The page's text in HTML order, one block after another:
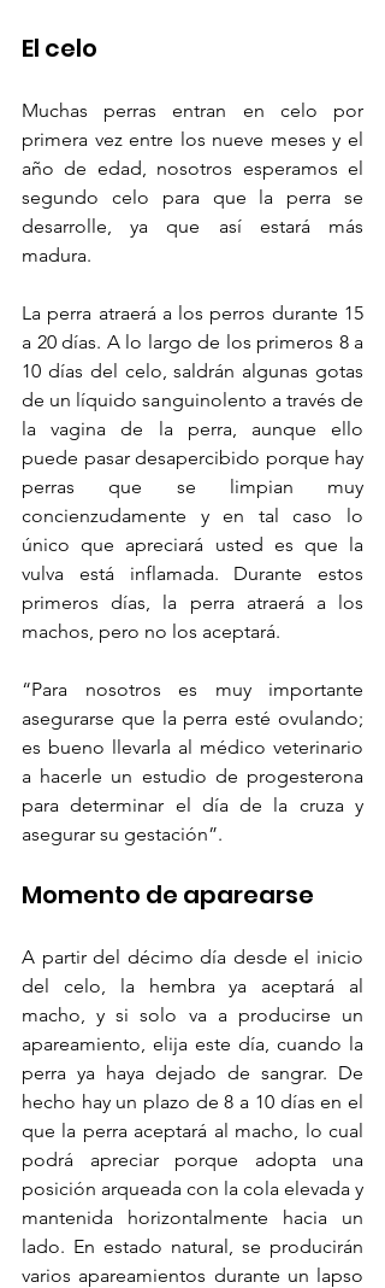
El celo
Muchas perras entran en celo por
primera vez entre los nueve meses y el
año de edad, nosotros esperamos el
segundo celo para que la perra se
desarrolle, ya que así estará más
madura.
La perra atraerá a los perros durante 15
a 20 días. A lo largo de los primeros 8 a
10 días del celo, saldrán algunas gotas
de un líquido sanguinolento a través de
la vagina de la perra, aunque ello
puede pasar desapercibido porque hay
perras que se limpian muy
concienzudamente y en tal caso lo
único que apreciará usted es que la
vulva está inflamada. Durante estos
primeros días, la perra atraerá a los
machos, pero no los aceptará.
“Para nosotros es muy importante
asegurarse que la perra esté ovulando;
es bueno llevarla al médico veterinario
a hacerle un estudio de progesterona
para determinar el día de la cruza y
asegurar su gestación”.
Momento de aparearse
A partir del décimo día desde el inicio
del celo, la hembra ya aceptará al
macho, y si solo va a producirse un
apareamiento, elija este día, cuando la
perra ya haya dejado de sangrar. De
hecho hay un plazo de 8 a 10 días en el
que la perra aceptará al macho, lo cual
podrá apreciar porque adopta una
posición arqueada con la cola elevada y
mantenida horizontalmente hacia un
lado. En estado natural, se producirán
varios apareamientos durante un lapso